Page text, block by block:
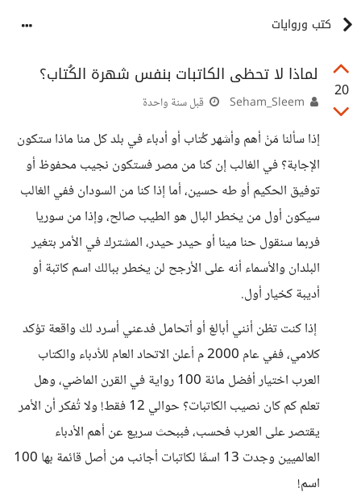
كتب وروايات
20
لماذا لا تحظى الكاتبات بنفس شهرة الكُتاب؟
قبل سنة واحدة
إذا سألنا مَنْ أهم وأشهر كُتاب أو أدباء في بلد كل منا ماذا ستكون
الإجابة؟ في الغالب إن كنا من مصر فستكون نجيب محفوظ أو
توفيق الحكيم أو طه حسين، أما إذا كنا من السودان ففي الغالب
سيكون أول من يخطر البال هو الطيب صالح، وإذا من سوريا
فربما سنقول حنا مينا أو حيدر حيدر، المشترك في الأمر بتغير
البلدان والأسماء أنه على الأرجح لن يخطر ببالك اسم كاتبة أو
أديبة كخيار أول.
​ إذا كنت تظن أنني أبالغ أو أتحامل فدعني أسرد لك واقعة تؤكد
كلامي، ففي عام 2000 م أعلن الاتحاد العام للأدباء والكتاب
العرب اختيار أفضل مائة 100 رواية في القرن الماضي، وهل
تعلم كم كان نصيب الكاتبات؟ حوالي 12 فقط! ولا تُفكر أن الأمر
يقتصر على العرب فحسب، فببحث سريع عن أهم الأدباء
العالميين وجدت 13 اسمًا لكاتبات أجانب من أصل قائمة بها 100
اسم!